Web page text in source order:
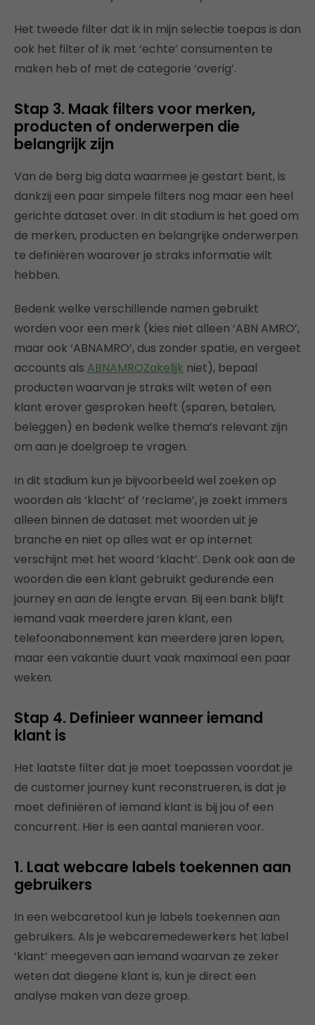
Het tweede filter dat ik in mijn selectie toepas is dan
ook het filter of ik met ‘echte’ consumenten te
maken heb of met de categorie ‘overig’.
Stap 3. Maak filters voor merken,
producten of onderwerpen die
belangrijk zijn
Van de berg big data waarmee je gestart bent, is
dankzij een paar simpele filters nog maar een heel
gerichte dataset over. In dit stadium is het goed om
de merken, producten en belangrijke onderwerpen
te definiëren waarover je straks informatie wilt
hebben.
Bedenk welke verschillende namen gebruikt
worden voor een merk (kies niet alleen ‘ABN AMRO’,
maar ook ‘ABNAMRO’, dus zonder spatie, en vergeet
accounts als ABNAMROZakelijk niet), bepaal
producten waarvan je straks wilt weten of een
klant erover gesproken heeft (sparen, betalen,
beleggen) en bedenk welke thema’s relevant zijn
om aan je doelgroep te vragen.
In dit stadium kun je bijvoorbeeld wel zoeken op
woorden als ‘klacht’ of ‘reclame’, je zoekt immers
alleen binnen de dataset met woorden uit je
branche en niet op alles wat er op internet
verschijnt met het woord ‘klacht’. Denk ook aan de
woorden die een klant gebruikt gedurende een
journey en aan de lengte ervan. Bij een bank blijft
iemand vaak meerdere jaren klant, een
telefoonabonnement kan meerdere jaren lopen,
maar een vakantie duurt vaak maximaal een paar
weken.
Stap 4. Definieer wanneer iemand
klant is
Het laatste filter dat je moet toepassen voordat je
de customer journey kunt reconstrueren, is dat je
moet definiëren of iemand klant is bij jou of een
concurrent. Hier is een aantal manieren voor.
1. Laat webcare labels toekennen aan
gebruikers
In een webcaretool kun je labels toekennen aan
gebruikers. Als je webcaremedewerkers het label
‘klant’ meegeven aan iemand waarvan ze zeker
weten dat diegene klant is, kun je direct een
analyse maken van deze groep.